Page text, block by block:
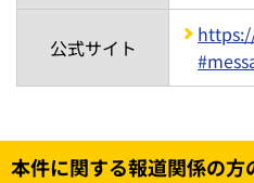
公式サイト
本件に関する報道関係の方